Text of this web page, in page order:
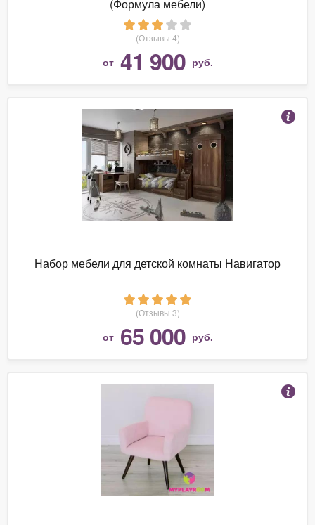
(Формула мебели)
(Отзывы 4)
от 41 900 руб.
Набор мебели для детской комнаты Навигатор
(Отзывы 3)
от 65 000 руб.